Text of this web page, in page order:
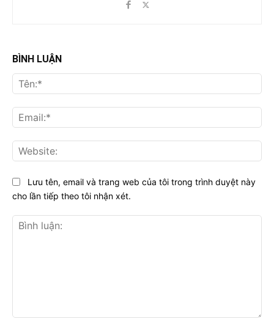
BÌNH LUẬN
Lưu tên, email và trang web của tôi trong trình duyệt này
cho lần tiếp theo tôi nhận xét.